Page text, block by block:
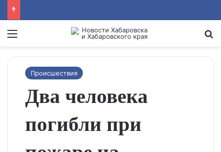
Menu
Происшествия
Два человека
погибли при